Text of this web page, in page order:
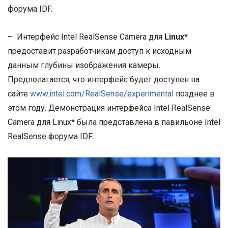
форума IDF.
– Интерфейс Intel RealSense Camera для Linux*
предоставит разработчикам доступ к исходным
данным глубины изображения камеры.
Предполагается, что интерфейс будет доступен на
сайте www.intel.com/RealSense/experimental позднее в
этом году. Демонстрация интерфейса Intel RealSense
Camera для Linux* была представлена в павильоне Intel
RealSense форума IDF.